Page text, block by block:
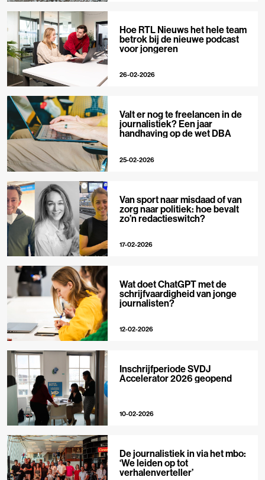
Hoe RTL Nieuws het hele team
betrok bij de nieuwe podcast
voor jongeren
26-02-2026
Valt er nog te freelancen in de
journalistiek? Een jaar
handhaving op de wet DBA
25-02-2026
Van sport naar misdaad of van
zorg naar politiek: hoe bevalt
zo’n redactieswitch?
17-02-2026
Wat doet ChatGPT met de
schrijfvaardigheid van jonge
journalisten?
12-02-2026
Inschrijfperiode SVDJ
Accelerator 2026 geopend
10-02-2026
De journalistiek in via het mbo:
‘We leiden op tot
verhalenverteller’